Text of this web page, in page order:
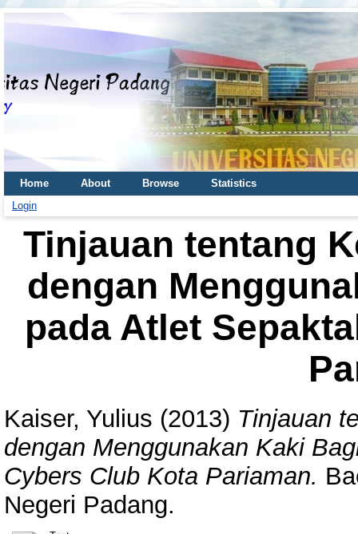
Home About Browse
Statistics
Login
Tinjauan tentang
dengan
pada Atlet
Kaiser, Yulius (2013) Tinjauan
dengan Menggunakan Kaki
Cybers Club Kota Pariaman.
Negeri Padang.